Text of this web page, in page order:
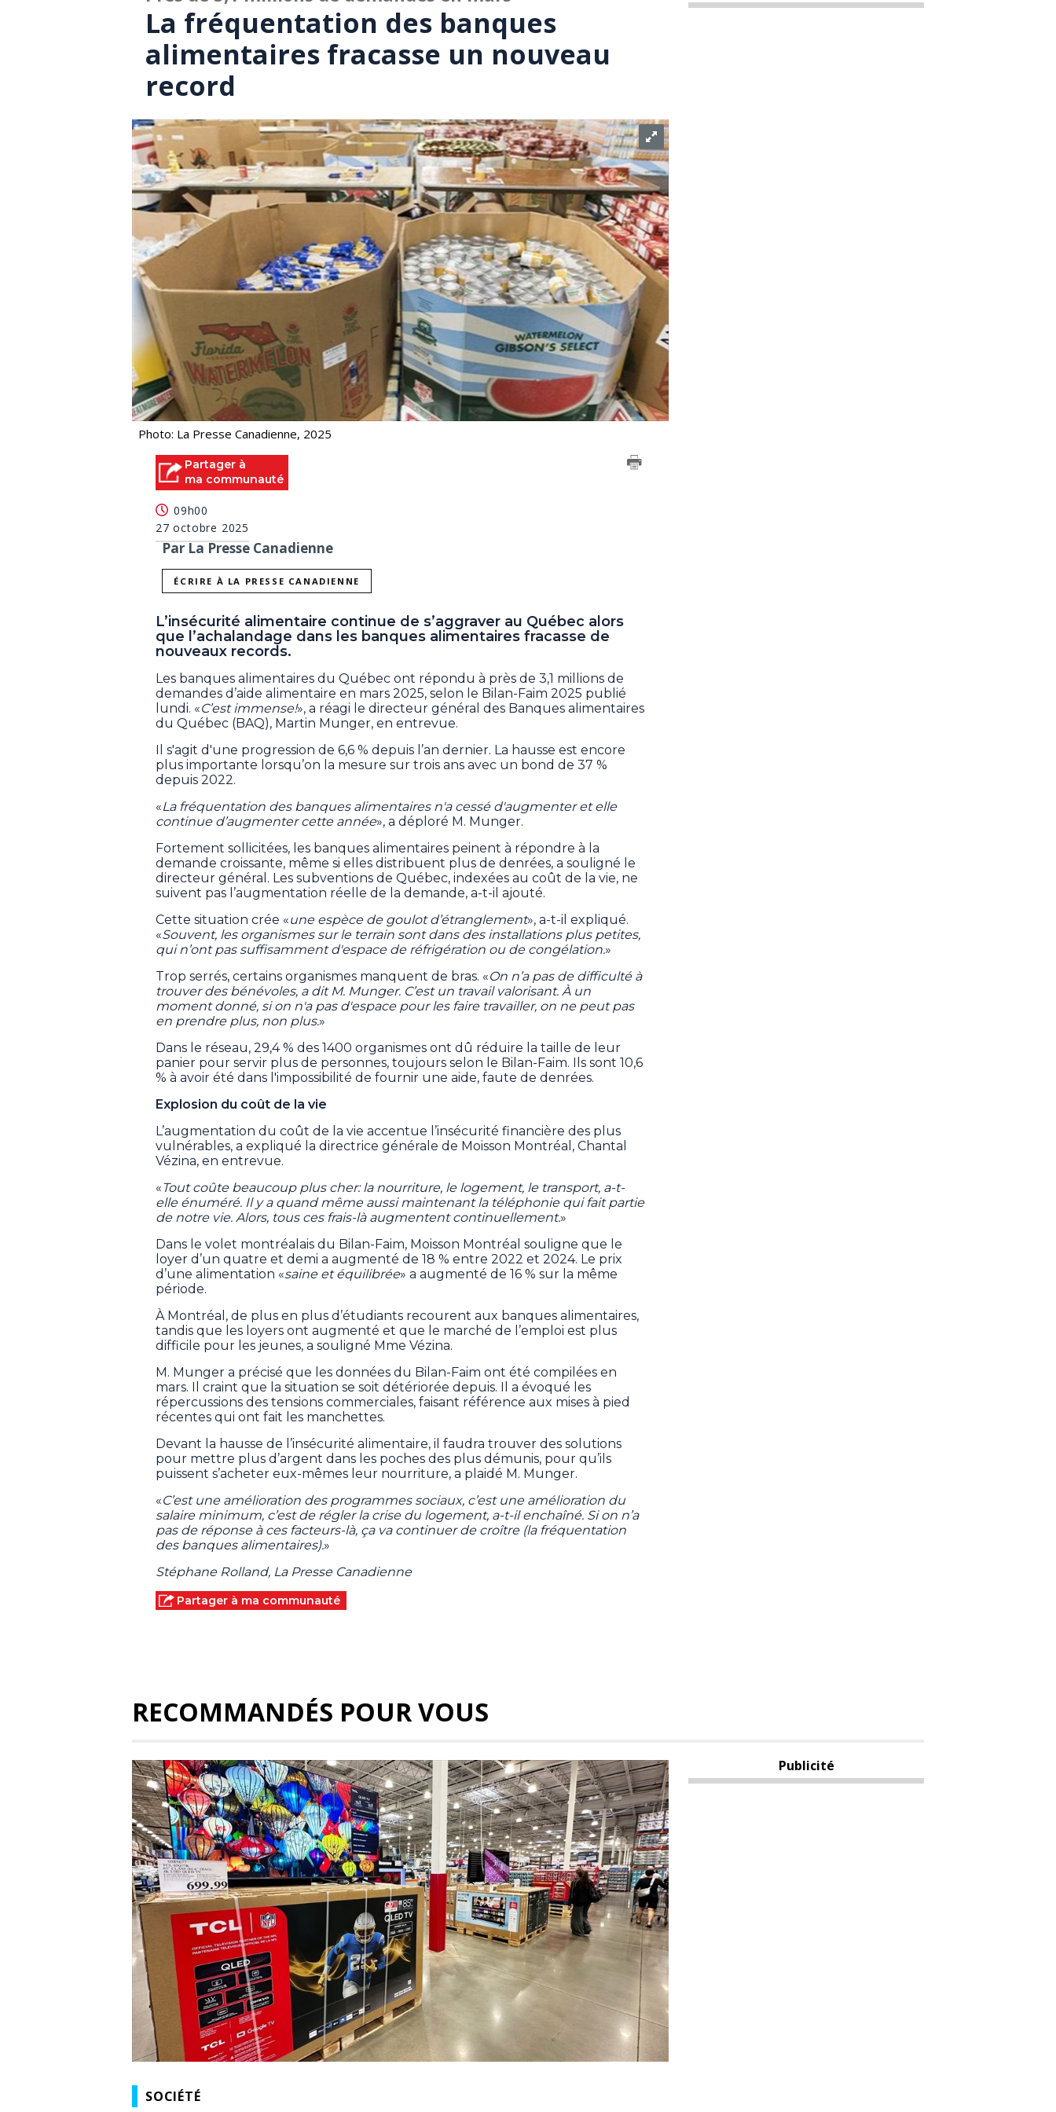
La fréquentation des banques
alimentaires fracasse un nouveau
record
Photo: La Presse Canadienne, 2025
Partager à
ma communauté
09h00
27 octobre 2025
Par La Presse Canadienne
ÉCRIRE À LA PRESSE CANADIENNE
L’insécurité alimentaire continue de s’aggraver au Québec alors
que l’achalandage dans les banques alimentaires fracasse de
nouveaux records.
Les banques alimentaires du Québec ont répondu à près de 3,1 millions de
demandes d’aide alimentaire en mars 2025, selon le Bilan-Faim 2025 publié
lundi. «C’est immense!», a réagi le directeur général des Banques alimentaires
du Québec (BAQ), Martin Munger, en entrevue.
Il s'agit d'une progression de 6,6 % depuis l’an dernier. La hausse est encore
plus importante lorsqu’on la mesure sur trois ans avec un bond de 37 %
depuis 2022.
«La fréquentation des banques alimentaires n'a cessé d'augmenter et elle
continue d’augmenter cette année», a déploré M. Munger.
Fortement sollicitées, les banques alimentaires peinent à répondre à la
demande croissante, même si elles distribuent plus de denrées, a souligné le
directeur général. Les subventions de Québec, indexées au coût de la vie, ne
suivent pas l’augmentation réelle de la demande, a-t-il ajouté.
Cette situation crée «une espèce de goulot d’étranglement», a-t-il expliqué.
«Souvent, les organismes sur le terrain sont dans des installations plus petites,
qui n’ont pas suffisamment d'espace de réfrigération ou de congélation.»
Trop serrés, certains organismes manquent de bras. «On n’a pas de difficulté à
trouver des bénévoles, a dit M. Munger. C’est un travail valorisant. À un
moment donné, si on n'a pas d'espace pour les faire travailler, on ne peut pas
en prendre plus, non plus.»
Dans le réseau, 29,4 % des 1400 organismes ont dû réduire la taille de leur
panier pour servir plus de personnes, toujours selon le Bilan-Faim. Ils sont 10,6
% à avoir été dans l'impossibilité de fournir une aide, faute de denrées.
Explosion du coût de la vie
L’augmentation du coût de la vie accentue l’insécurité financière des plus
vulnérables, a expliqué la directrice générale de Moisson Montréal, Chantal
Vézina, en entrevue.
«Tout coûte beaucoup plus cher: la nourriture, le logement, le transport, a-t-
elle énuméré. Il y a quand même aussi maintenant la téléphonie qui fait partie
de notre vie. Alors, tous ces frais-là augmentent continuellement.»
Dans le volet montréalais du Bilan-Faim, Moisson Montréal souligne que le
loyer d’un quatre et demi a augmenté de 18 % entre 2022 et 2024. Le prix
d’une alimentation «saine et équilibrée» a augmenté de 16 % sur la même
période.
À Montréal, de plus en plus d’étudiants recourent aux banques alimentaires,
tandis que les loyers ont augmenté et que le marché de l’emploi est plus
difficile pour les jeunes, a souligné Mme Vézina.
M. Munger a précisé que les données du Bilan-Faim ont été compilées en
mars. Il craint que la situation se soit détériorée depuis. Il a évoqué les
répercussions des tensions commerciales, faisant référence aux mises à pied
récentes qui ont fait les manchettes.
Devant la hausse de l’insécurité alimentaire, il faudra trouver des solutions
pour mettre plus d’argent dans les poches des plus démunis, pour qu’ils
puissent s’acheter eux-mêmes leur nourriture, a plaidé M. Munger.
«C’est une amélioration des programmes sociaux, c’est une amélioration du
salaire minimum, c’est de régler la crise du logement, a-t-il enchaîné. Si on n’a
pas de réponse à ces facteurs-là, ça va continuer de croître (la fréquentation
des banques alimentaires).»
Stéphane Rolland, La Presse Canadienne
Partager à ma communauté
RECOMMANDÉS POUR VOUS
SOCIÉTÉ
Publicité